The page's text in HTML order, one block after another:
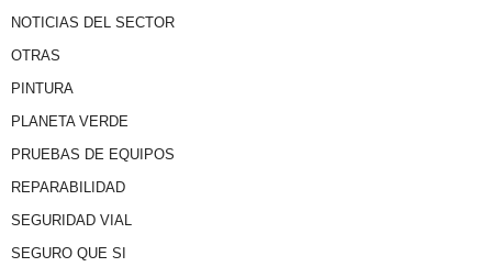
NOTICIAS DEL SECTOR
OTRAS
PINTURA
PLANETA VERDE
PRUEBAS DE EQUIPOS
REPARABILIDAD
SEGURIDAD VIAL
SEGURO QUE SI